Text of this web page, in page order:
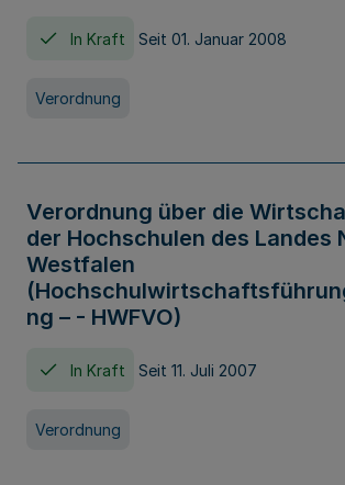
In Kraft Seit 01. Januar 2008
Verordnung
Verordnung über die
der Hochschulen des Landes
Westfalen
ng – - HWFVO)
In Kraft Seit 11. Juli 2007
Verordnung